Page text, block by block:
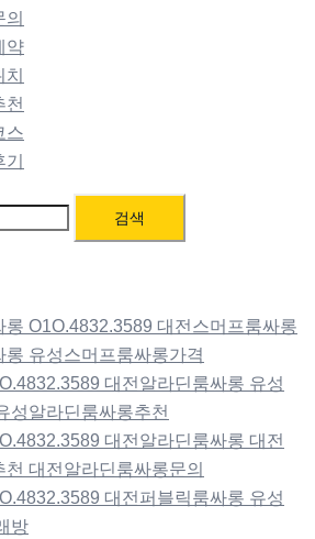
약
천
스
롱 O1O.4832.3589 대전스머프룸싸롱
롱 유성스머프룸싸롱가격
대전알라딘룸싸롱 유성
성알라딘룸싸롱추천
대전알라딘룸싸롱 대전
대전알라딘룸싸롱문의
대전퍼블릭룸싸롱 유성
방